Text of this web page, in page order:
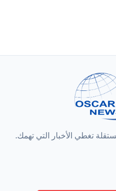
تغطي الأخبار التي تهمك.